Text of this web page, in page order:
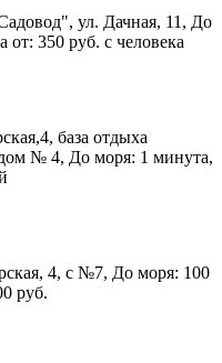
ул. Дачная, 11, До
от: 350 руб. с человека
база отдыха
№ 4, До моря: 1 минута,
4, с №7, До моря: 100
руб.